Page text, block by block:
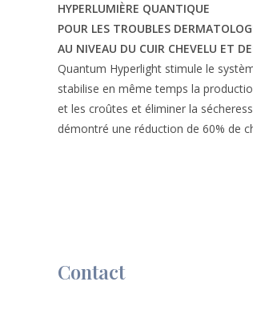
HYPERLUMIÈRE QUANTIQUE
POUR LES TROUBLES
AU NIVEAU DU CUIR CHEVELU ET
Quantum Hyperlight stimule le
stabilise en même temps la
et les croûtes et éliminer la
démontré une réduction de 60% de
Contact